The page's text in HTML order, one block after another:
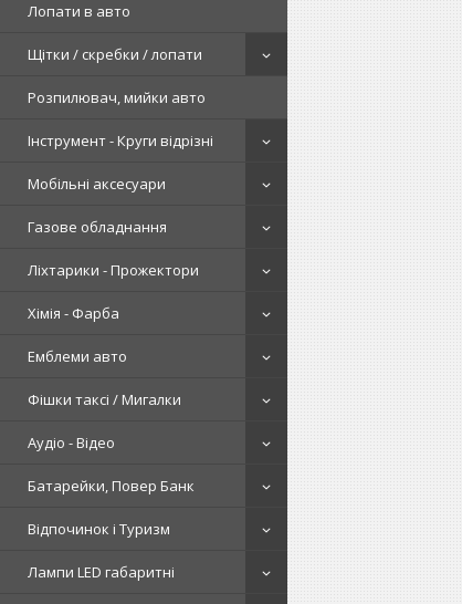
Лопати в авто
Щітки / скребки / лопати
Розпилювач, мийки авто
Інструмент - Круги відрізні
Мобільні аксесуари
Газове обладнання
Ліхтарики - Прожектори
Хімія - Фарба
Емблеми авто
Фішки таксі / Мигалки
Аудіо - Відео
Батарейки, Повер Банк
Відпочинок і Туризм
Лампи LED габаритні